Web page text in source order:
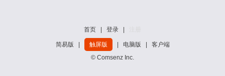
首页 登录
简易版 触屏版 电脑版
客户端
© Comsenz Inc.